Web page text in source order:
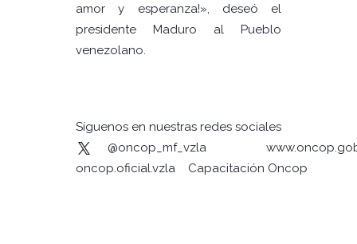
amor y esperanza!», deseó el
presidente Maduro al Pueblo
venezolano.
Síguenos en nuestras redes sociales
@oncop_mf_vzla
oncop.oficial.vzla
Capacitación Oncop